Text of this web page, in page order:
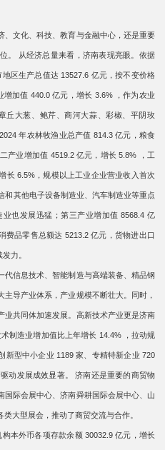
、文化、科技、教育与金融中心，还是重要
。 从经济总量来看，济南表现亮眼。依据
区生产总值达 13527.6 亿元，按不变价格
加值 440.0 亿元，增长 3.6% ，作为农业
丘大葱、鲍芹、商河大蒜、彩椒、平阴玫
年农林牧渔业总产值 814.3 亿元，粮食
产业增加值 4519.2 亿元，增长 5.8% ，工
长 6.5%，规模以上工业企业营业收入首次
和其他电子设备制造业、汽车制造业等重点
也发展迅猛；第三产业增加值 8568.4 亿
费品零售总额达 5213.2 亿元，货物进出口
力。
信息技术、智能制造与高端装备、精品钢
导产业体系，产业规模不断壮大。同时，
业共同体加速发展。高新技术产业更是济南
制造业增加值比上年增长 14.4% ，拉动规
新型中小企业 1189 家、专精特新企业 720
动发展成效显著。 济南还是重要的商贸物
际会展中心、济南舜耕国际会展中心、山
大型展会，推动了商贸交流与合作。
本外币各项存款余额 30032.9 亿元，增长